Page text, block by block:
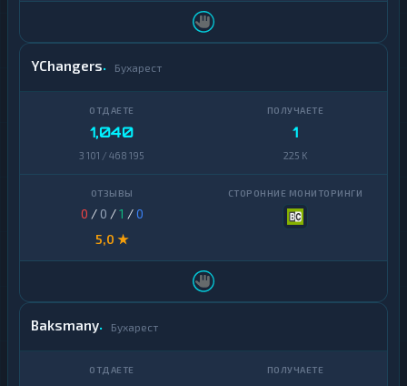
YChangers Бухарест
1,040
3 101 / 468 195
1
225 K
0 / 0 /1 /0
5,0 ★
Baksmany Бухарест